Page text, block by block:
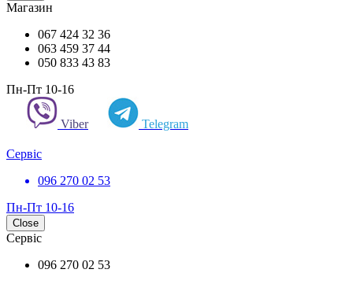
Магазин
067 424 32 36
063 459 37 44
050 833 43 83
Пн-Пт 10-16
Viber Telegram
Сервіс
096 270 02 53
Пн-Пт 10-16
Close
Сервіс
096 270 02 53